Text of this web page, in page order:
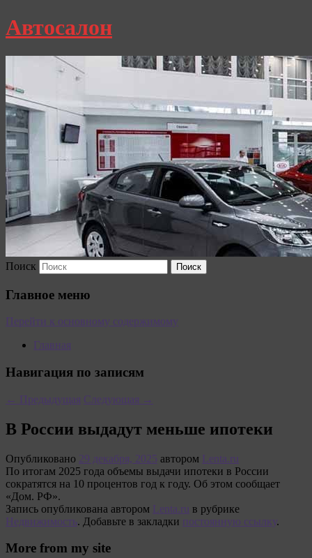
Автосалон
Поиск
Главное меню
Перейти к основному содержимому
Главная
Навигация по записям
← Предыдущая Следующая →
В России выдадут меньше ипотеки
Опубликовано 29 декабря, 2025 автором Lenta.ru
По итогам 2025 года объемы выдачи ипотеки в России
сократятся на 10 процентов год к году. Об этом сообщает
«Дом. РФ».
Запись опубликована автором Lenta.ru в рубрике
Недвижимость. Добавьте в закладки постоянную ссылку.
More from my site